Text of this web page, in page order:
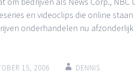
en videoclips die online
onderhandelen nu
15, 2006 DENNIS